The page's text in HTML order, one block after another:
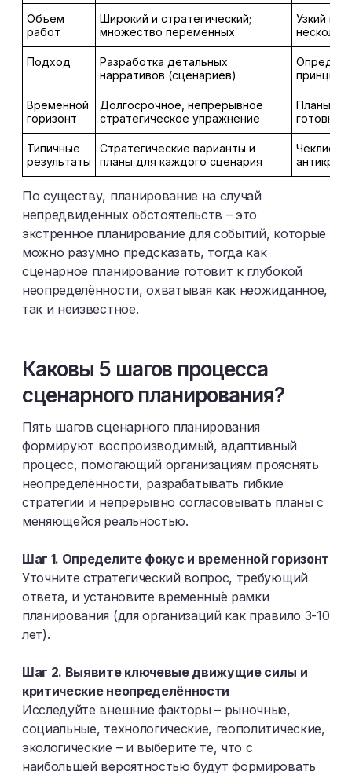
Объем
работ
Широкий и стратегический;
множество переменных
Узкий и
Подход
Разработка детальных
нарративов (сценариев)
Временной
горизонт
Долгосрочное, непрерывное
стратегическое упражнение
Планы
Типичные
результаты
Стратегические варианты и
планы для каждого сценария
Чеклисты
По существу, планирование на случай
непредвиденных обстоятельств – это
экстренное планирование для событий, которые
можно разумно предсказать, тогда как
сценарное планирование готовит к глубокой
неопределённости, охватывая как неожиданное,
так и неизвестное.
Каковы 5 шагов процесса
сценарного планирования?
Пять шагов сценарного планирования
формируют воспроизводимый, адаптивный
процесс, помогающий организациям прояснять
неопределённости, разрабатывать гибкие
стратегии и непрерывно согласовывать планы с
меняющейся реальностью.
Шаг 1. Определите фокус и временной горизонт
Уточните стратегический вопрос, требующий
ответа, и установите временны́е рамки
планирования (для организаций как правило 3-10
лет).
Шаг 2. Выявите ключевые движущие силы и
критические неопределённости
Исследуйте внешние факторы – рыночные,
социальные, технологические, геополитические,
экологические – и выберите те, что с
наибольшей вероятностью будут формировать